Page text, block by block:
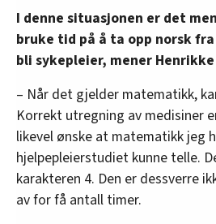
I denne situasjonen er det
bruke tid på å ta opp norsk
bli sykepleier, mener
– Når det gjelder matematikk,
Korrekt utregning av medisiner
likevel ønske at matematikk jeg
hjelpepleierstudiet kunne telle.
karakteren 4. Den er dessverre
av for få antall timer.